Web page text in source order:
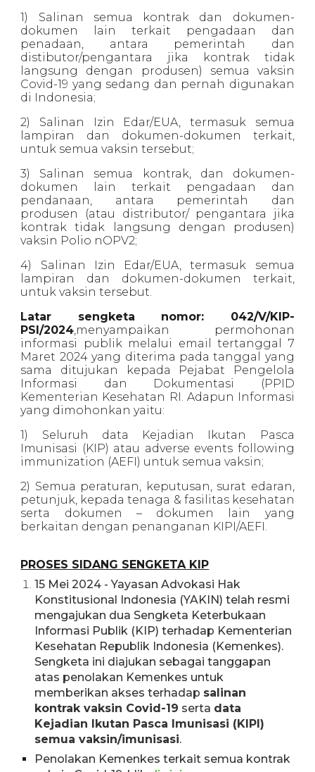
1) Salinan semua kontrak dan dokumen-
dokumen lain terkait pengadaan dan
penadaan, antara pemerintah dan
distibutor/pengantara jika kontrak tidak
langsung dengan produsen) semua vaksin
Covid-19 yang sedang dan pernah digunakan
di Indonesia;
2) Salinan Izin Edar/EUA, termasuk semua
lampiran dan dokumen-dokumen terkait,
untuk semua vaksin tersebut;
3) Salinan semua kontrak, dan dokumen-
dokumen lain terkait pengadaan dan
pendanaan, antara pemerintah dan
produsen (atau distributor/ pengantara jika
kontrak tidak langsung dengan produsen)
vaksin Polio nOPV2;
4) Salinan Izin Edar/EUA, termasuk semua
lampiran dan dokumen-dokumen terkait,
untuk vaksin tersebut.
Latar sengketa nomor: 042/V/KIP-
PSI/2024,menyampaikan permohonan
informasi publik melalui email tertanggal 7
Maret 2024 yang diterima pada tanggal yang
sama ditujukan kepada Pejabat Pengelola
Informasi dan Dokumentasi (PPID
Kementerian Kesehatan RI. Adapun Informasi
yang dimohonkan yaitu:
1) Seluruh data Kejadian Ikutan Pasca
Imunisasi (KIP) atau adverse events following
immunization (AEFI) untuk semua vaksin;
2) Semua peraturan, keputusan, surat edaran,
petunjuk, kepada tenaga & fasilitas kesehatan
serta dokumen – dokumen lain yang
berkaitan dengan penanganan KIPI/AEFI.
PROSES SIDANG SENGKETA KIP
15 Mei2024 -Yayasan Advokasi Hak
Konstitusional Indonesia (YAKIN) telah resmi
mengajukan dua Sengketa Keterbukaan
Informasi Publik (KIP) terhadap Kementerian
Kesehatan Republik Indonesia (Kemenkes).
Sengketa ini diajukan sebagai tanggapan
atas penolakan Kemenkes untuk
memberikan akses terhadap salinan
kontrak vaksin Covid-19 serta data
Kejadian Ikutan Pasca Imunisasi (KIPI)
semua vaksin/imunisasi.
Penolakan Kemenkes terkait semua kontrak